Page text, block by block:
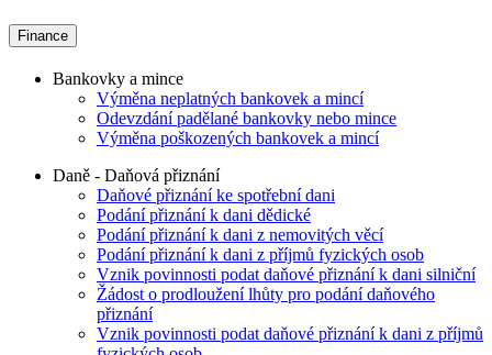
Finance
Bankovky a mince
Výměna neplatných bankovek a mincí
Odevzdání padělané bankovky nebo mince
Výměna poškozených bankovek a mincí
Daně - Daňová přiznání
Daňové přiznání ke spotřební dani
Podání přiznání k dani dědické
Podání přiznání k dani z nemovitých věcí
Podání přiznání k dani z příjmů fyzických osob
Vznik povinnosti podat daňové přiznání k dani silniční
Žádost o prodloužení lhůty pro podání daňového
přiznání
Vznik povinnosti podat daňové přiznání k dani z příjmů